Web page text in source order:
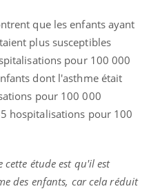
que les enfants ayant
plus susceptibles
pour 100 000
dont l'asthme était
pour 100 000
hospitalisations pour 100
étude est qu'il est
des enfants, car cela réduit